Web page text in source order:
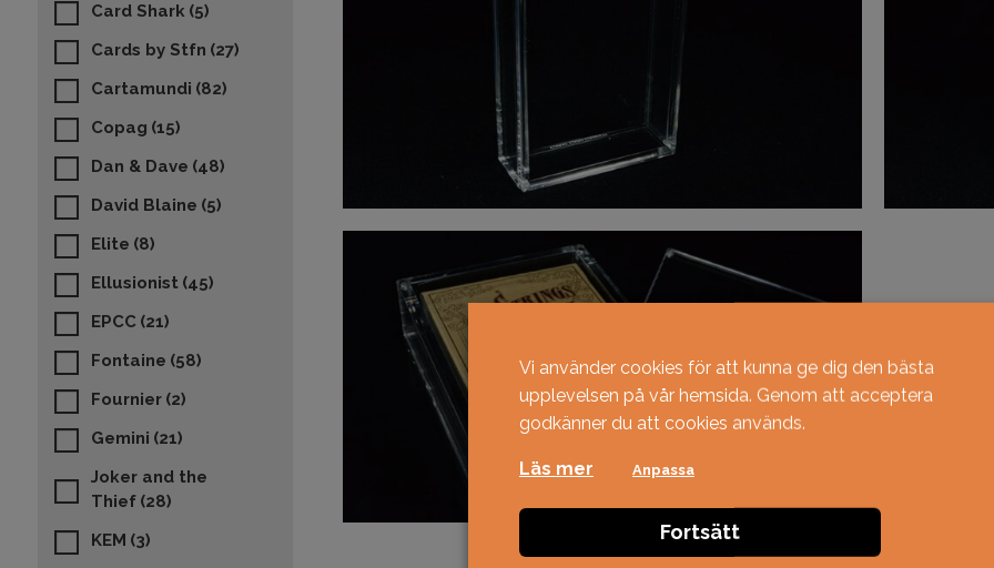
Card Shark (5)
Cards by Stfn (27)
Cartamundi (82)
Copag (15)
Dan & Dave (48)
David Blaine (5)
Elite (8)
Ellusionist (45)
EPCC (21)
Fontaine (58)
Fournier (2)
Gemini (21)
Joker and the
Thief (28)
KEM (3)
Vi använder cookies för att kunna ge dig den bästa
upplevelsen på vår hemsida. Genom att acceptera
godkänner du att cookies används.
Läs mer Anpassa
Fortsätt